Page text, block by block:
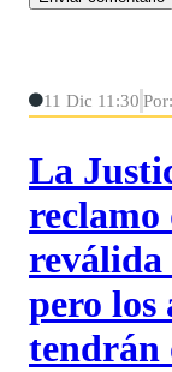
11 Dic 11:30
La
reclamo
reválida
pero los
tendrán